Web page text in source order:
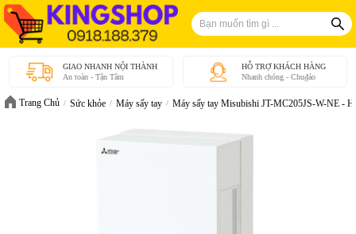
GIAO NHANH NỘI THÀNH
An toàn - Tận Tâm
HỖ TRỢ KHÁCH HÀNG
Nhanh chóng - Chu₫áo
Trang Chủ Sức khỏe Máy sấy tay Máy sấy tay Misubishi JT-MC205JS-W-NE -